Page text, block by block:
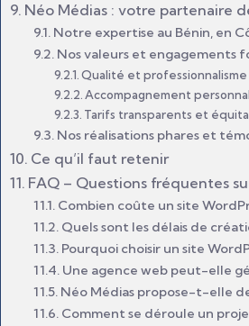
Néo Médias : votre partenaire
Notre expertise au Bénin, en
Nos valeurs et engagements
Qualité et professionnalisme
Accompagnement
Tarifs transparents et
Nos réalisations phares et
Ce qu’il faut retenir
FAQ – Questions fréquentes
Combien coûte un site
Quels sont les délais de
Pourquoi choisir un site
Une agence web peut-elle
Néo Médias propose-t-elle
Comment se déroule un